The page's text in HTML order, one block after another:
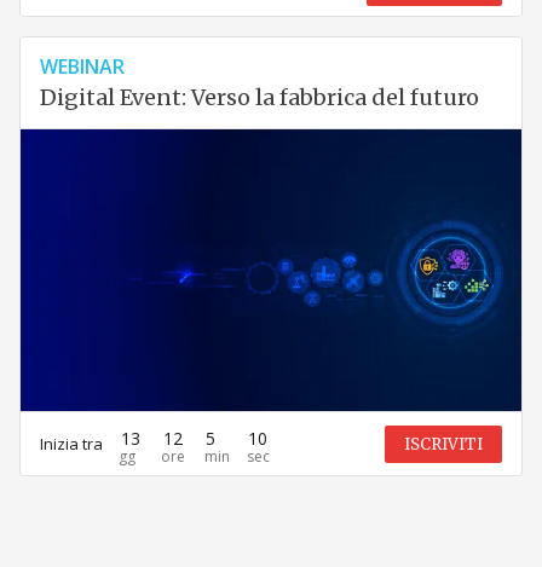
WEBINAR
Digital Event: Verso la fabbrica del futuro
Inizia tra 13 12 5 10 ISCRIVITI